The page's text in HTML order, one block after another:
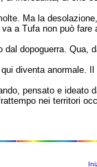
Ma la
a Tufa non può
dopoguerra.
diventa anormale.
pensato e
nei territori